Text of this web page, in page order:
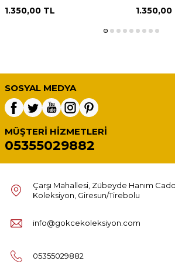
1.350,00 TL 1.350,00
SOSYAL MEDYA
MÜŞTERI HIZMETLERI
05355029882
Çarşı Mahallesi, Zübeyde Hanım
Koleksiyon, Giresun/Tirebolu
info@gokcekoleksiyon.com
05355029882